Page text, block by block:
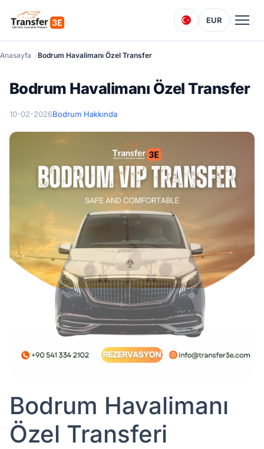
EUR
Anasayfa Bodrum Havalimanı Özel Transfer
Bodrum Havalimanı Özel Transfer
10-02-2026Bodrum Hakkında
Bodrum Havalimanı
Özel Transferi